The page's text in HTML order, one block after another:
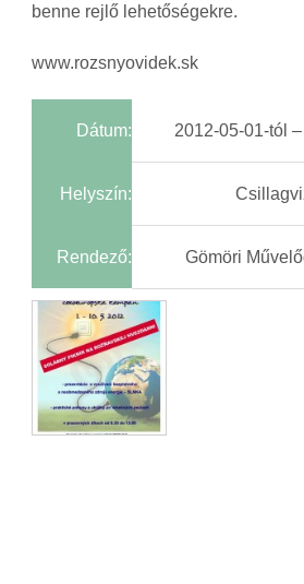
benne rejlő lehetőségekre.
www.rozsnyovidek.sk
Dátum: 2012-05-01-tól
Helyszín:
Rendező: Gömöri